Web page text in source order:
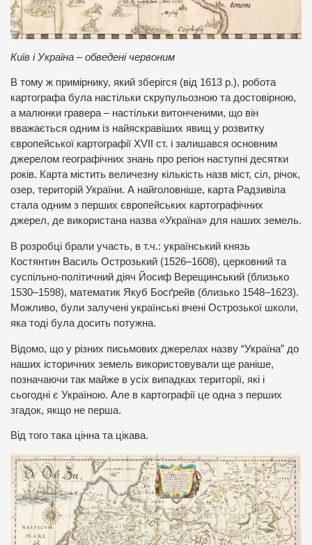
Київ і Україна – обведені червоним
В тому ж примірнику, який зберігся (від 1613 р.), робота
картографа була настільки скрупульозною та достовірною,
а малюнки гравера – настільки витонченими, що він
вважається одним із найяскравіших явищ у розвитку
європейської картографії XVII ст. і залишався основним
джерелом географічних знань про регіон наступні десятки
років. Карта містить величезну кількість назв міст, сіл, річок,
озер, територій України. А найголовніше, карта Радзивіла
стала одним з перших європейських картографічних
джерел, де використана назва «Україна» для наших земель.
В розробці брали участь, в т.ч.: український князь
Костянтин Василь Острозький (1526–1608), церковний та
суспільно-політичний діяч Йосиф Верещинський (близько
1530–1598), математик Якуб Босґрейв (близько 1548–1623).
Можливо, були залучені українські вчені Острозької школи,
яка тоді була досить потужна.
Відомо, що у різних письмових джерелах назву “Україна” до
наших історичних земель використовували ще раніше,
позначаючи так майже в усіх випадках території, які і
сьогодні є Україною. Але в картографії це одна з перших
згадок, якщо не перша.
Від того така цінна та цікава.